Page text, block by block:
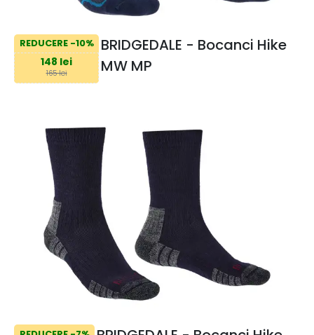
REDUCERE -10%
148 lei
165 lei
BRIDGEDALE - Bocanci Hike
MW MP